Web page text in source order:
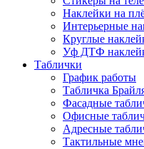
Наклейки на
Интерьерные
Круглые
Уф ДТФ
Таблички
График работы
Табличка
Фасадные
Офисные
Адресные
Тактильные